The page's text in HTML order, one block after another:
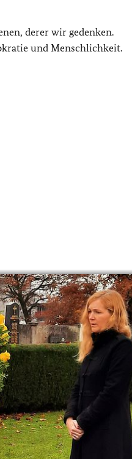
derer wir gedenken.
und Menschlichkeit.